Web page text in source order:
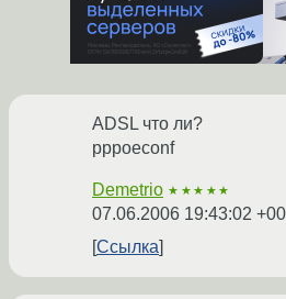
ADSL что ли?
pppoeconf
Demetrio ★★★★★
07.06.2006 19:43:02
Ссылка